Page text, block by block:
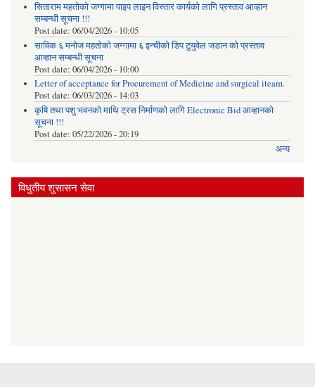
सिताराम महतोको जग्गामा पाइप लाइन विस्तार कार्यको लागि प्रस्ताव आव्हान
सम्बन्धी सूचना !!!
Post date: 06/04/2026 - 10:05
साविक ६ मनोज महतोको जग्गामा ६ इन्चीको डिप टुयुवेल जडान को प्रस्ताव
आव्हान सम्बन्धी सूचना
Post date: 06/04/2026 - 10:00
Letter of acceptance for Procurement of Medicine and surgical iteam.
Post date: 06/03/2026 - 14:03
कृषि तथा पशु भवनको माथि ट्रस निर्माणको लागि Electronic Bid आव्हानको
सूचना !!!
Post date: 05/22/2026 - 20:19
अन्य
विधुतीय शुसासन सेवा